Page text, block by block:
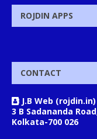
ROJDIN APPS
CONTACT
J.B Web (rojdin.in)
3 B Sadananda
Kolkata-700 026